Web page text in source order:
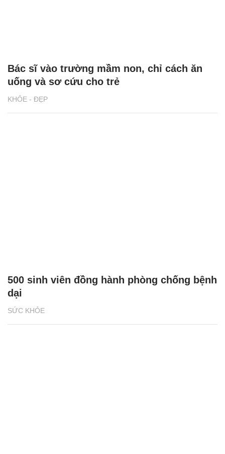
KHỎE - ĐẸP
Bác sĩ vào trường mầm non, chỉ cách ăn
uống và sơ cứu cho trẻ
SỨC KHỎE
500 sinh viên đồng hành phòng chống bệnh
dại